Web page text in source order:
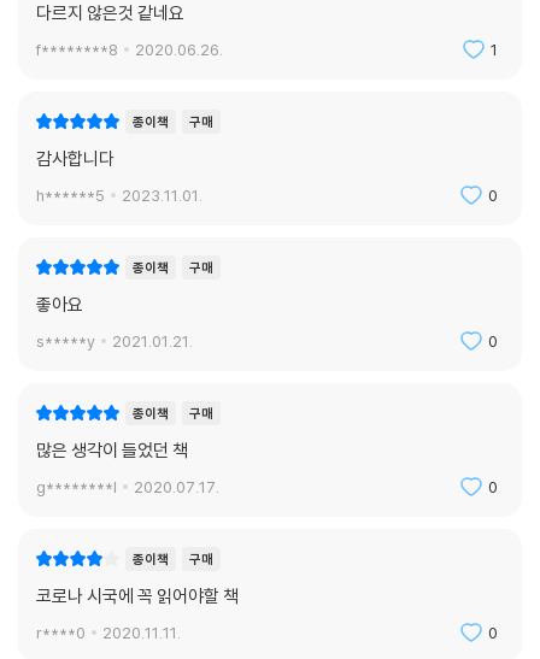
다르지 않은것 같네요
f********8 2020.06.26. 1
종이책 구매
감사합니다
h******5 2023.11.01. 0
종이책 구매
좋아요
s*****y 2021.01.21. 0
종이책 구매
많은 생각이 들었던 책
g********l 2020.07.17. 0
종이책 구매
코로나 시국에 꼭 읽어야할 책
r****0 2020.11.11. 0